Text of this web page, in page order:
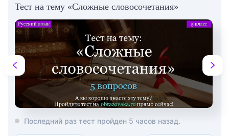
Тест на тему «Сложные словосочетания»
Последний раз тест пройден 5 часов назад.